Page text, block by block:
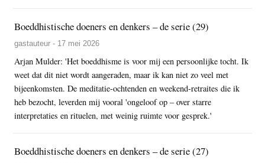
Boeddhistische doeners en denkers – de serie (29)
gastauteur - 17 mei 2026
Arjan Mulder: 'Het boeddhisme is voor mij een persoonlijke tocht. Ik
weet dat dit niet wordt aangeraden, maar ik kan niet zo veel met
bijeenkomsten. De meditatie-ochtenden en weekend-retraites die ik
heb bezocht, leverden mij vooral 'ongeloof op – over starre
interpretaties en rituelen, met weinig ruimte voor gesprek.'
Boeddhistische doeners en denkers – de serie (27)